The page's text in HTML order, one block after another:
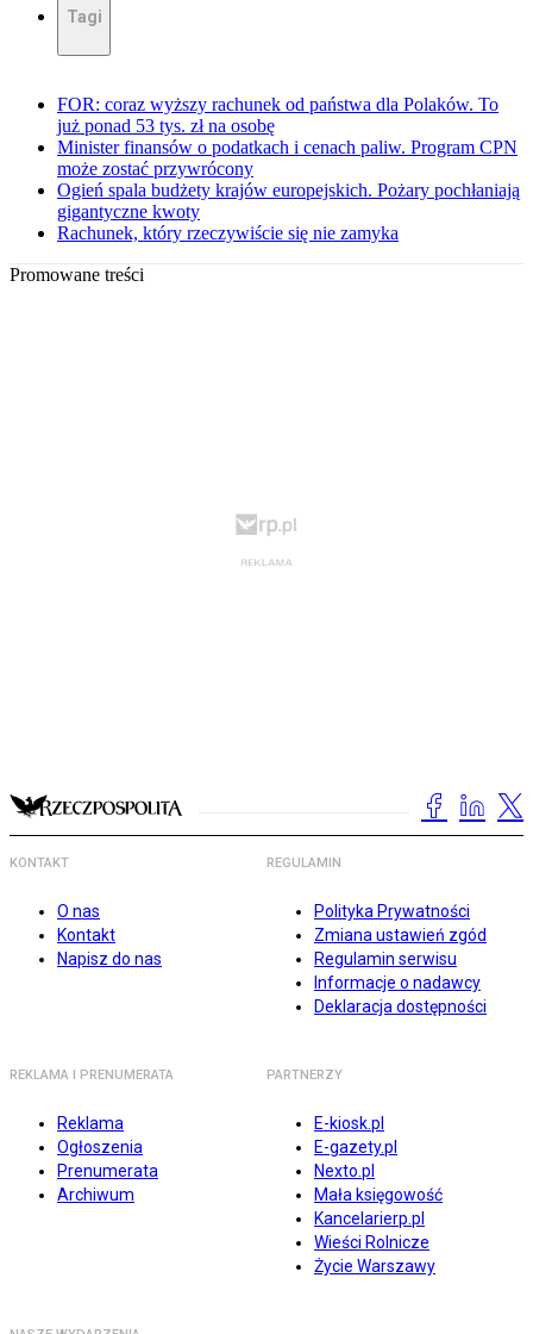
Tagi
FOR: coraz wyższy rachunek od państwa dla Polaków. To
już ponad 53 tys. zł na osobę
Minister finansów o podatkach i cenach paliw. Program CPN
może zostać przywrócony
Ogień spala budżety krajów europejskich. Pożary pochłaniają
gigantyczne kwoty
Rachunek, który rzeczywiście się nie zamyka
Promowane treści
KONTAKT
O nas
Kontakt
Napisz do nas
REGULAMIN
Polityka Prywatności
Zmiana ustawień zgód
Regulamin serwisu
Informacje o nadawcy
Deklaracja dostępności
REKLAMA I PRENUMERATA
Reklama
Ogłoszenia
Prenumerata
Archiwum
PARTNERZY
E-kiosk.pl
E-gazety.pl
Nexto.pl
Mała księgowość
Kancelarierp.pl
Wieści Rolnicze
Życie Warszawy